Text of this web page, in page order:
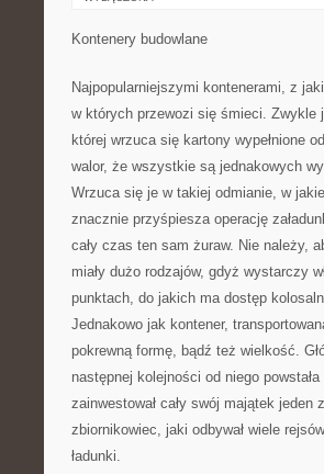
Kontenery budowlane
Najpopularniejszymi kontenerami, z
w których przewozi się śmieci. Zwykle
której wrzuca się kartony wypełnione
walor, że wszystkie są jednakowych
Wrzuca się je w takiej odmianie, w
znacznie przyśpiesza operację
cały czas ten sam żuraw. Nie należy,
miały dużo rodzajów, gdyż wystarczy
punktach, do jakich ma dostęp
Jednakowo jak kontener,
pokrewną formę, bądź też wielkość.
następnej kolejności od niego
zainwestował cały swój majątek jeden
zbiornikowiec, jaki odbywał wiele
ładunki.